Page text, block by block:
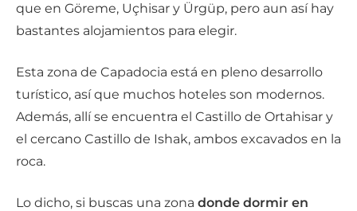
que en Göreme, Uçhisar y Ürgüp, pero aun así hay
bastantes alojamientos para elegir.
Esta zona de Capadocia está en pleno desarrollo
turístico, así que muchos hoteles son modernos.
Además, allí se encuentra el Castillo de Ortahisar y
el cercano Castillo de Ishak, ambos excavados en la
roca.
Lo dicho, si buscas una zona donde dormir en